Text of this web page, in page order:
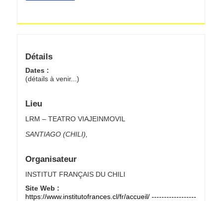
Détails
Dates :
(détails à venir...)
Lieu
LRM – TEATRO VIAJEINMOVIL
SANTIAGO (CHILI)
Organisateur
INSTITUT FRANÇAIS DU CHILI
Site Web :
https://www.institutofrances.cl/fr/accueil/ ------------------